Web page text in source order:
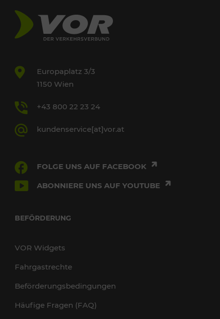
Europaplatz 3/3
1150 Wien
+43 800 22 23 24
kundenservice[at]vor.at
FOLGE UNS AUF FACEBOOK
ABONNIERE UNS AUF YOUTUBE
BEFÖRDERUNG
VOR Widgets
Fahrgastrechte
Beförderungsbedingungen
Häufige Fragen (FAQ)